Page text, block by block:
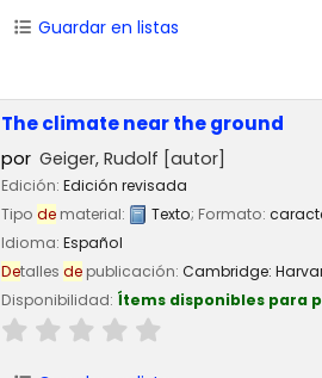
Guardar en listas
The climate near the ground
por Geiger, Rudolf [autor]
Edición: Edición revisada
Tipo de material: Texto; Formato:
Idioma: Español
Detalles de publicación: Cambridge:
Disponibilidad: Ítems disponibles para